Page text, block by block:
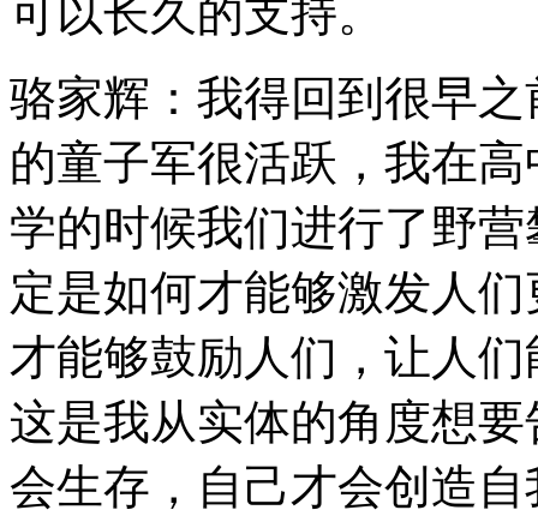
可以长久的支持。
骆家辉：我得回到很早
的童子军很活跃，我在
学的时候我们进行了野
定是如何才能够激发人
才能够鼓励人们，让人
这是我从实体的角度想
会生存，自己才会创造